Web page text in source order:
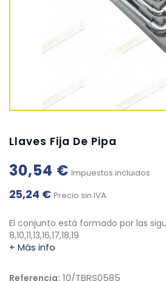
Llaves Fija De Pipa
30,54 € Impuestos incluidos
25,24 € Precio sin IVA
El conjunto está formado por las
8,10,11,13,16,17,18,19
+ Más info
Referencia: 10/TBRS0585